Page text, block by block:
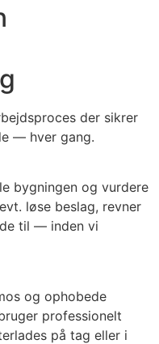
der sikrer
— hver gang.
bygningen og vurdere
løse beslag, revner
til — inden vi
og ophobede
professionelt
på tag eller i